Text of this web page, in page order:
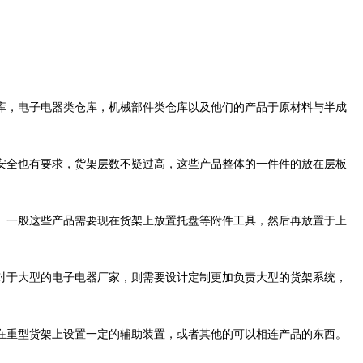
电子电器类仓库，机械部件类仓库以及他们的产品于原材料与半成
也有要求，货架层数不疑过高，这些产品整体的一件件的放在层板
般这些产品需要现在货架上放置托盘等附件工具，然后再放置于上
型的电子电器厂家，则需要设计定制更加负责大型的货架系统，
货架上设置一定的辅助装置，或者其他的可以相连产品的东西。